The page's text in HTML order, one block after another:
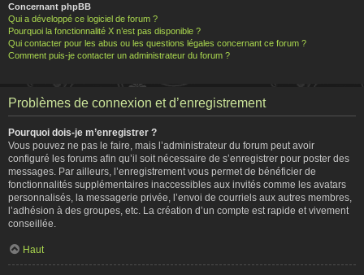
Concernant phpBB
Qui a développé ce logiciel de forum ?
Pourquoi la fonctionnalité X n’est pas disponible ?
Qui contacter pour les abus ou les questions légales concernant ce forum ?
Comment puis-je contacter un administrateur du forum ?
Problèmes de connexion et d’enregistrement
Pourquoi dois-je m’enregistrer ?
Vous pouvez ne pas le faire, mais l’administrateur du forum peut avoir
configuré les forums afin qu’il soit nécessaire de s’enregistrer pour poster des
messages. Par ailleurs, l’enregistrement vous permet de bénéficier de
fonctionnalités supplémentaires inaccessibles aux invités comme les avatars
personnalisés, la messagerie privée, l’envoi de courriels aux autres membres,
l’adhésion à des groupes, etc. La création d’un compte est rapide et vivement
conseillée.
Haut